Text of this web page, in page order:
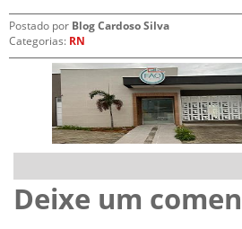
Postado por Blog Cardoso Silva
Categorias: RN
Deixe um